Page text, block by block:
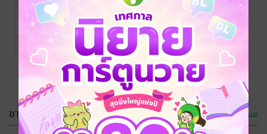
Hello love ส่ง
รักมาทักทาย
ผาดโผน
/ Adamas
Publishing
นิยายรักวัยรุ่น
No Rating
ขายดี ดูทั้งหมด